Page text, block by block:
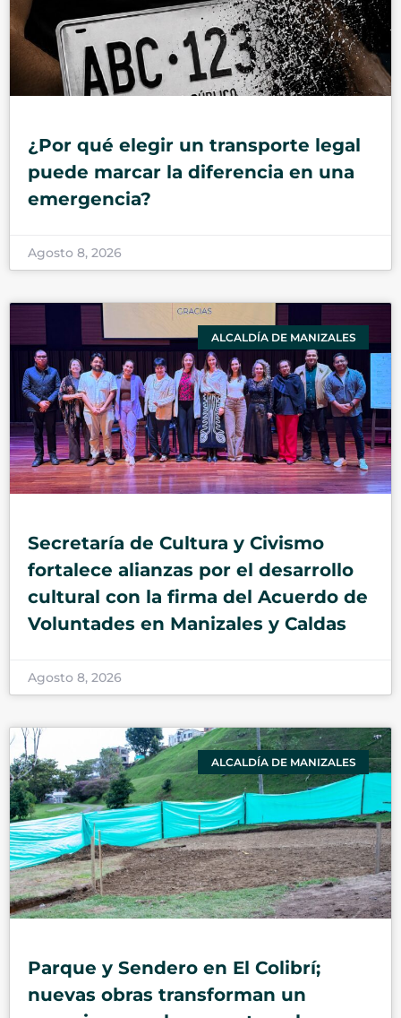
¿Por qué elegir un transporte legal
puede marcar la diferencia en una
emergencia?
Agosto 8, 2026
ALCALDÍA DE MANIZALES
Secretaría de Cultura y Civismo
fortalece alianzas por el desarrollo
cultural con la firma del Acuerdo de
Voluntades en Manizales y Caldas
Agosto 8, 2026
ALCALDÍA DE MANIZALES
Parque y Sendero en El Colibrí;
nuevas obras transforman un